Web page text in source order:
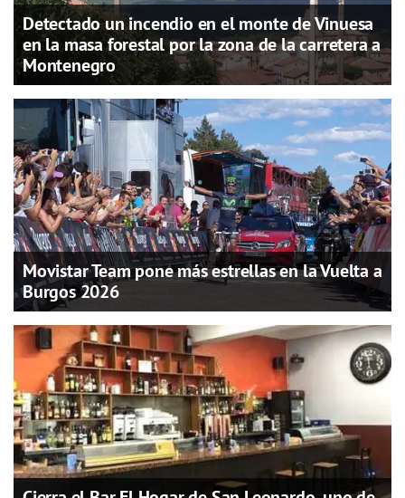
Detectado un incendio en el monte de Vinuesa
en la masa forestal por la zona de la carretera a
Montenegro
Movistar Team pone más estrellas en la Vuelta a
Burgos 2026